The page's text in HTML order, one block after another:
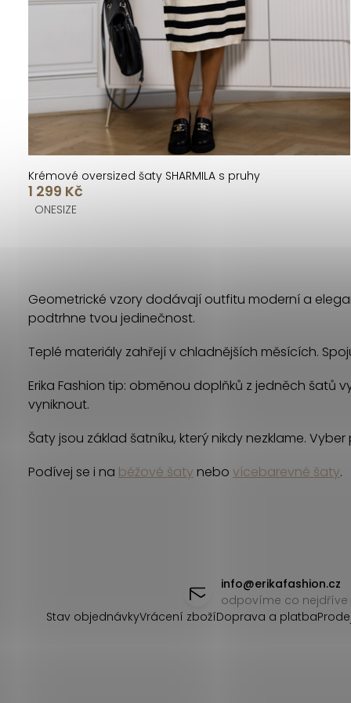
t
ů
k
t
ů
Krémové oversized šaty SHARMILA s pruhy
1 299 Kč
ONESIZE
l
á
a
c
p
Geometrické vzory dodávají outfitu moderní a
podtrhne tvou jedinečnost.
Teplé materiály zahřejí v chladnějších měsících.
Erika Fashion tip: obměnou doplňků z jedněch šatů
vyniknout.
Šaty jsou základ šatníku, který nikdy nezklame.
Podívej se i na béžové šaty nebo vícebarevné šaty.
info@erikafashion.cz
odpovíme co nejdříve
Stav objednávkyVrácení zbožíDoprava a platba